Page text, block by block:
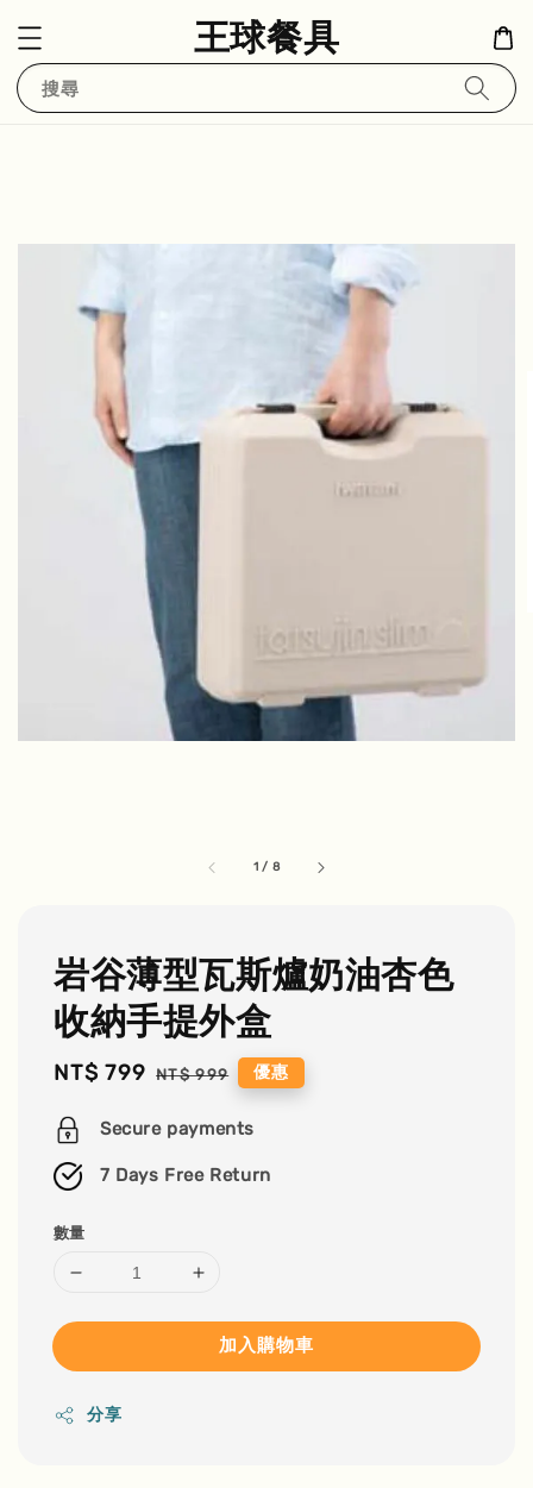
王球餐具
搜尋
1 / 8
岩谷薄型瓦斯爐奶油杏色
收納手提外盒
Sale
NT$ 799 Regular
NT$ 999 優惠
Secure payments
7 Days Free Return
數量
加入購物車
分享